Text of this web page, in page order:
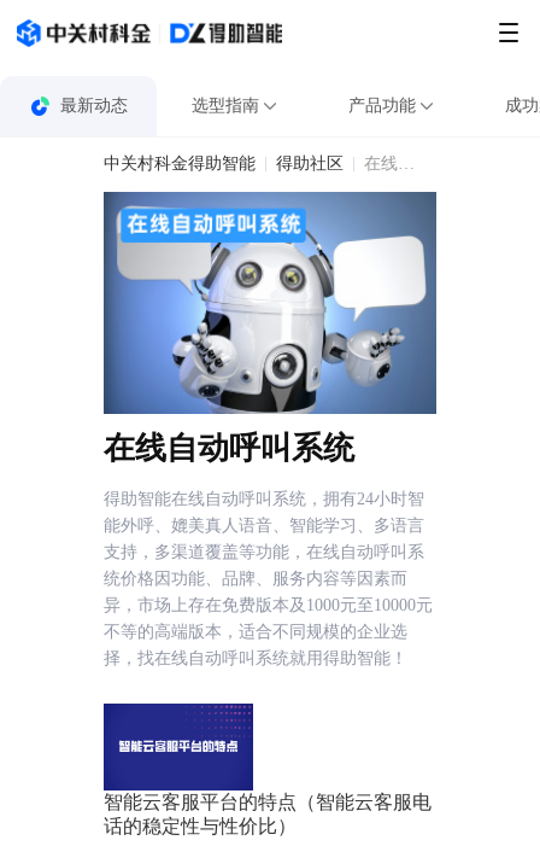
最新动态 选型指南 产品功能 成
中关村科金得助智能 得助社区 在线自动呼叫系统
在线自动呼叫系统
得助智能在线自动呼叫系统，拥有24小时智
能外呼、媲美真人语音、智能学习、多语言
支持，多渠道覆盖等功能，在线自动呼叫系
统价格因功能、品牌、服务内容等因素而
异，市场上存在免费版本及1000元至10000元
不等的高端版本，适合不同规模的企业选
择，找在线自动呼叫系统就用得助智能！
智能云客服平台的特点（智能云客服电
话的稳定性与性价比）